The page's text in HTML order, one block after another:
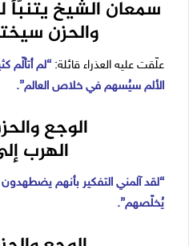
سمعان الشيخ يتنبّأ
والحزن
علّقت عليه العذراء قائلة: “لم أتألّم
الألم سيُسهم في خلاص العالم”.
الوجع
الهرب
“لقد آلمني التفكير بأنهم
يُخلّصهم”.